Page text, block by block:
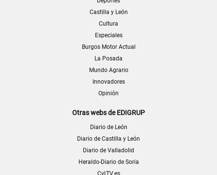
Castilla y León
Cultura
Especiales
Burgos Motor Actual
La Posada
Mundo Agrario
Innovadores
Opinión
Otras webs de EDIGRUP
Diario de León
Diario de Castilla y León
Diario de Valladolid
Heraldo-Diario de Soria
CyLTV.es